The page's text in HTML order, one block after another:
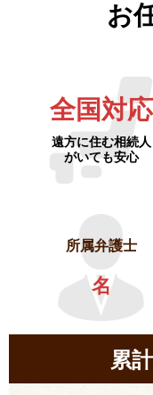
お
全国対応
遠方に住む相続人
がいても安心
所属弁護士
名
累